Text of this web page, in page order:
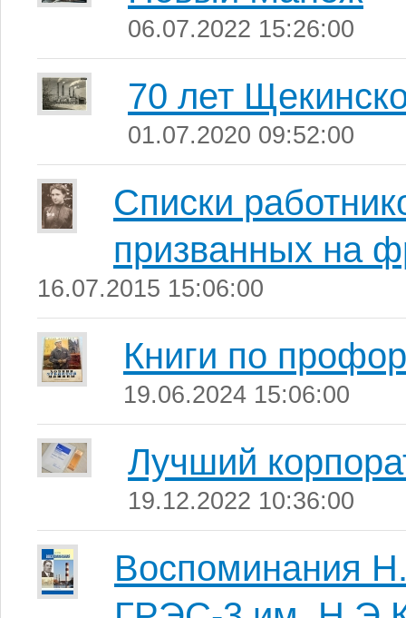
06.07.2022 15:26:00
70 лет
01.07.2020 09:52:00
Списки
призванных на
16.07.2015 15:06:00
Книги по
19.06.2024 15:06:00
Лучший
19.12.2022 10:36:00
Воспоминания